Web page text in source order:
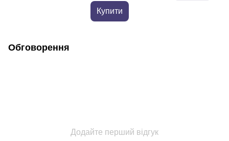
Купити
Обговорення
Додайте перший відгук